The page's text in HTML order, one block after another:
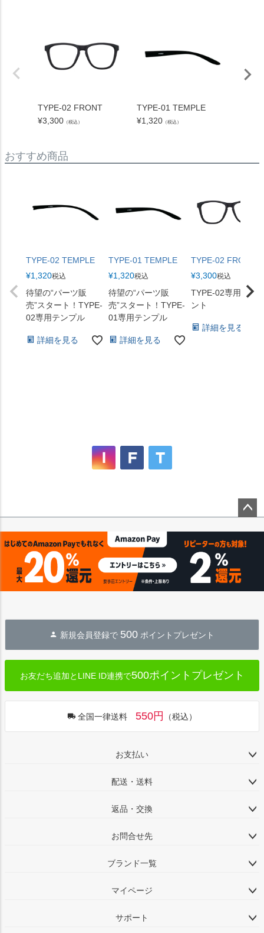
TYPE-02 FRONT
¥3,300 （税込）
TYPE-01 TEMPLE
¥1,320 （税込）
おすすめ商品
TYPE-02 TEMPLE
¥1,320税込
待望の“パーツ販
売”スタート！TYPE-
02専用テンプル
詳細を見る
TYPE-01 TEMPLE
¥1,320税込
待望の“パーツ販
売”スタート！TYPE-
01専用テンプル
詳細を見る
TYPE-02 FRONT
¥3,300税込
TYPE-02専用のフ
ント
詳細を見る
ップ
新規会員登録で 500 ポイントプレゼント
お友だち追加とLINE ID連携で500ポイントプレゼント
全国一律送料 550円 （税込）
お支払い
配送・送料
返品・交換
お問合せ先
ブランド一覧
マイページ
サポート